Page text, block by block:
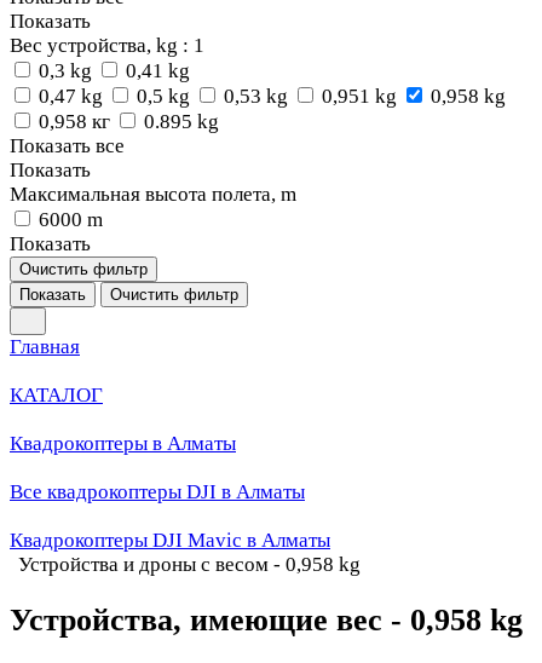
Показать
Вес устройства, kg : 1
0,3 kg
0,41 kg
0,47 kg
0,5 kg 0,53 kg 0,951 kg
0,958 kg
0,958 кг
0.895 kg
Показать все
Показать
Максимальная высота полета, m
6000 m
Показать
Очистить фильтр
Показать
Очистить фильтр
Главная
КАТАЛОГ
Квадрокоптеры в Алматы
Все квадрокоптеры DJI в Алматы
Квадрокоптеры DJI Mavic в Алматы
Устройства и дроны с весом - 0,958 kg
Устройства, имеющие вес - 0,958 kg